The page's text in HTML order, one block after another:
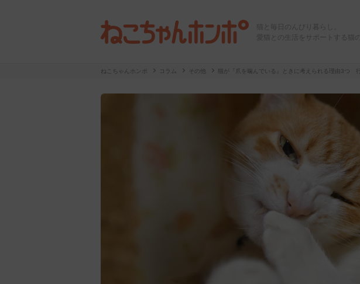
猫と毎日のんびり暮らし。
愛猫との生活をサポートする猫
ねこちゃんホンポ コラム その他 猫が『爪を噛んでいる』ときに考えられる理由3つ